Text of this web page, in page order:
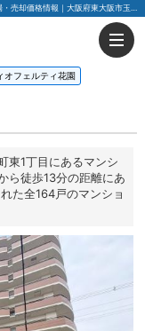
オフェルティ花園
東1丁目にあるマンシ
ら徒歩13分の距離にあ
た全164戸のマンショ